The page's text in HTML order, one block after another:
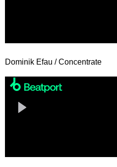
Dominik Efau / Concentrate